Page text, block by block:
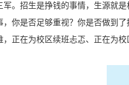
军。招生是挣钱的事情，生源就
，你是否足够重视？你是否做到
，正在为校区续班忐忑、正在为